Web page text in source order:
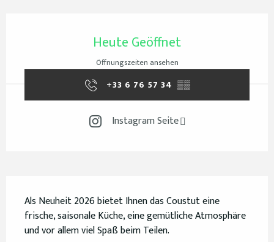
Heute Geöffnet
Öffnungszeiten ansehen
+33 6 76 57 34 ▒▒
Instagram Seite
Als Neuheit 2026 bietet Ihnen das Coustut eine
frische, saisonale Küche, eine gemütliche Atmosphäre
und vor allem viel Spaß beim Teilen.